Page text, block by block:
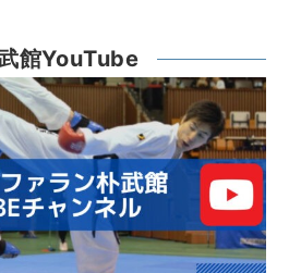
館YouTube